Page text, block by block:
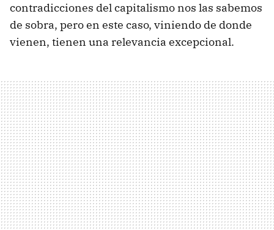
contradicciones del capitalismo nos las sabemos
de sobra, pero en este caso, viniendo de donde
vienen, tienen una relevancia excepcional.